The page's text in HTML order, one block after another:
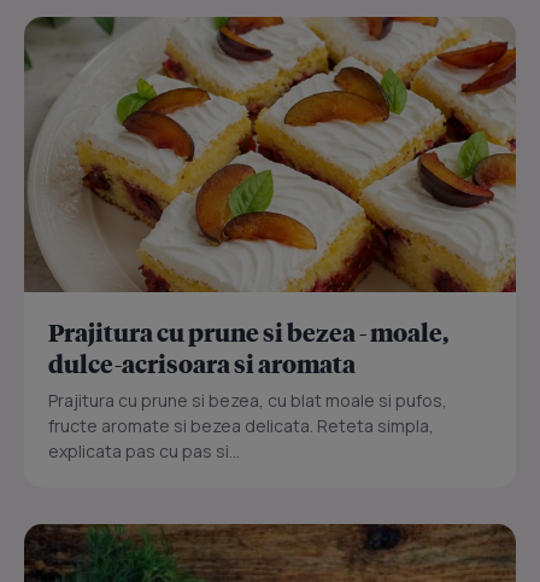
Prajitura cu prune si bezea - moale,
dulce-acrisoara si aromata
Prajitura cu prune si bezea, cu blat moale si pufos,
fructe aromate si bezea delicata. Reteta simpla,
explicata pas cu pas si...